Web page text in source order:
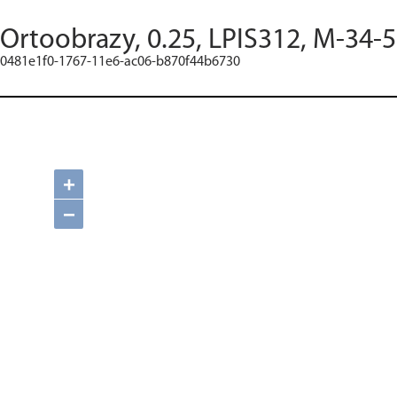
Ortoobrazy, 0.25, LPIS312, M-34-
0481e1f0-1767-11e6-ac06-b870f44b6730
+
−